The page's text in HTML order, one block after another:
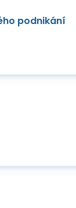
podnikání